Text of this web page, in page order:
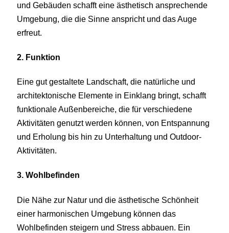
und Gebäuden schafft eine ästhetisch ansprechende
Umgebung, die die Sinne anspricht und das Auge
erfreut.
2. Funktion
Eine gut gestaltete Landschaft, die natürliche und
architektonische Elemente in Einklang bringt, schafft
funktionale Außenbereiche, die für verschiedene
Aktivitäten genutzt werden können, von Entspannung
und Erholung bis hin zu Unterhaltung und Outdoor-
Aktivitäten.
3. Wohlbefinden
Die Nähe zur Natur und die ästhetische Schönheit
einer harmonischen Umgebung können das
Wohlbefinden steigern und Stress abbauen. Ein